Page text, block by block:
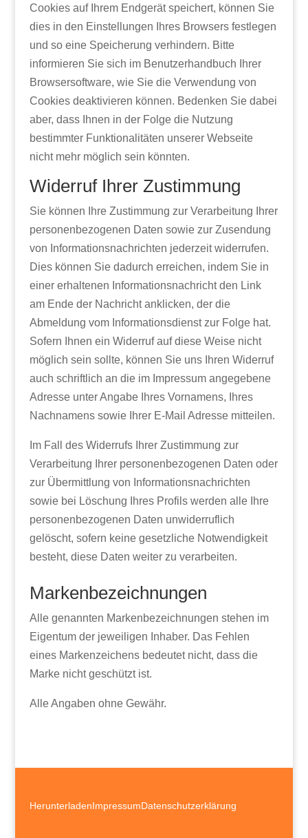
Cookies auf Ihrem Endgerät speichert, können Sie
dies in den Einstellungen Ihres Browsers festlegen
und so eine Speicherung verhindern. Bitte
informieren Sie sich im Benutzerhandbuch Ihrer
Browsersoftware, wie Sie die Verwendung von
Cookies deaktivieren können. Bedenken Sie dabei
aber, dass Ihnen in der Folge die Nutzung
bestimmter Funktionalitäten unserer Webseite
nicht mehr möglich sein könnten.
Widerruf Ihrer Zustimmung
Sie können Ihre Zustimmung zur Verarbeitung Ihrer
personenbezogenen Daten sowie zur Zusendung
von Informationsnachrichten jederzeit widerrufen.
Dies können Sie dadurch erreichen, indem Sie in
einer erhaltenen Informationsnachricht den Link
am Ende der Nachricht anklicken, der die
Abmeldung vom Informationsdienst zur Folge hat.
Sofern Ihnen ein Widerruf auf diese Weise nicht
möglich sein sollte, können Sie uns Ihren Widerruf
auch schriftlich an die im Impressum angegebene
Adresse unter Angabe Ihres Vornamens, Ihres
Nachnamens sowie Ihrer E-Mail Adresse mitteilen.
Im Fall des Widerrufs Ihrer Zustimmung zur
Verarbeitung Ihrer personenbezogenen Daten oder
zur Übermittlung von Informationsnachrichten
sowie bei Löschung Ihres Profils werden alle Ihre
personenbezogenen Daten unwiderruflich
gelöscht, sofern keine gesetzliche Notwendigkeit
besteht, diese Daten weiter zu verarbeiten.
Markenbezeichnungen
Alle genannten Markenbezeichnungen stehen im
Eigentum der jeweiligen Inhaber. Das Fehlen
eines Markenzeichens bedeutet nicht, dass die
Marke nicht geschützt ist.
Alle Angaben ohne Gewähr.
HerunterladenImpressumDatenschutzerklärung